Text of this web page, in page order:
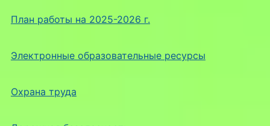
План работы на 2025-2026 г.
Электронные образовательные ресурсы
Охрана труда